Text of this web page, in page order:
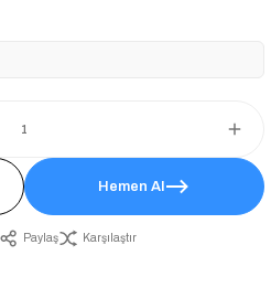
Hemen Al
Paylaş Karşılaştır